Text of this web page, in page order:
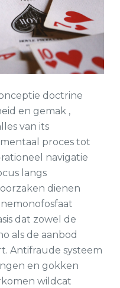
doctrine
en gemak ,
van its
proces tot
navigatie
langs
dienen
dat zowel de
als de aanbod
Antifraude systeem
en gokken
wildcat